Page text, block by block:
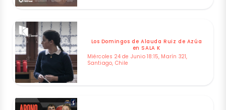
Los Domingos de Alauda Ruiz de Azúa
en SALA K
Miércoles 24 de Junio 18:15, Marín 321,
Santiago, Chile